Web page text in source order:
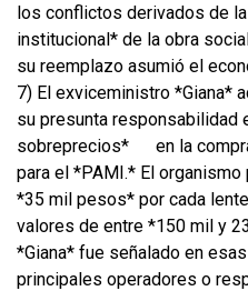
los conflictos derivados de
institucional* de la obra
su reemplazo asumió el
7) El exviceministro *Giana*
su presunta responsabilidad
sobreprecios*
en la
para el *PAMI.* El
*35 mil pesos* por cada
valores de entre *150 mil y
*Giana* fue señalado en
principales operadores o